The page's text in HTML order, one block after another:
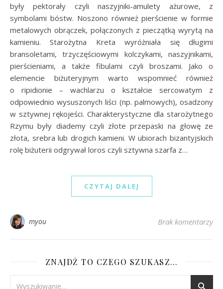
były pektorały czyli naszyjniki-amulety ażurowe, z
symbolami bóstw. Noszono również pierścienie w formie
metalowych obrączek, połączonych z pieczątką wyrytą na
kamieniu. Starożytna Kreta wyróżniała się długimi
bransoletami, trzyczęściowymi kolczykami, naszyjnikami,
pierścieniami, a także fibulami czyli broszami. Jako o
elemencie biżuteryjnym warto wspomnieć również
o ripidionie – wachlarzu o kształcie sercowatym z
odpowiednio wysuszonych liści (np. palmowych), osadzony
w sztywnej rękojeści. Charakterystyczne dla starożytnego
Rzymu były diademy czyli złote przepaski na głowę ze
złota, srebra lub drogich kamieni. W ubiorach bizantyjskich
rolę biżuterii odgrywał loros czyli sztywna szarfa z…
CZYTAJ DALEJ
myou Brak komentarzy
ZNAJDŹ TO CZEGO SZUKASZ…